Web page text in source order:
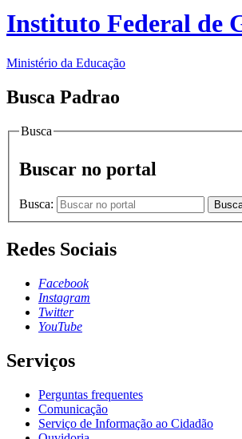
Instituto Federal de
Ministério da Educação
Busca Padrao
Busca
Buscar no portal
Busca:
Redes Sociais
Facebook
Instagram
Twitter
YouTube
Serviços
Perguntas frequentes
Comunicação
Serviço de Informação ao Cidadão